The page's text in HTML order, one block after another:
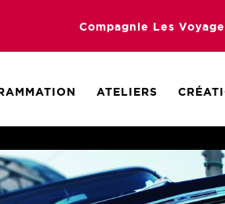
Compagnie Les
ATELIERS